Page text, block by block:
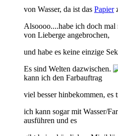
von Wasser, da ist das Papier
Alsoooo....habe ich doch
von Lieberge angebrochen,
und habe es keine einzige
Es sind Welten dazwischen.
kann ich den Farbauftrag
viel besser hinbekommen, es
ich kann sogar mit Wasser/
ausführen und es